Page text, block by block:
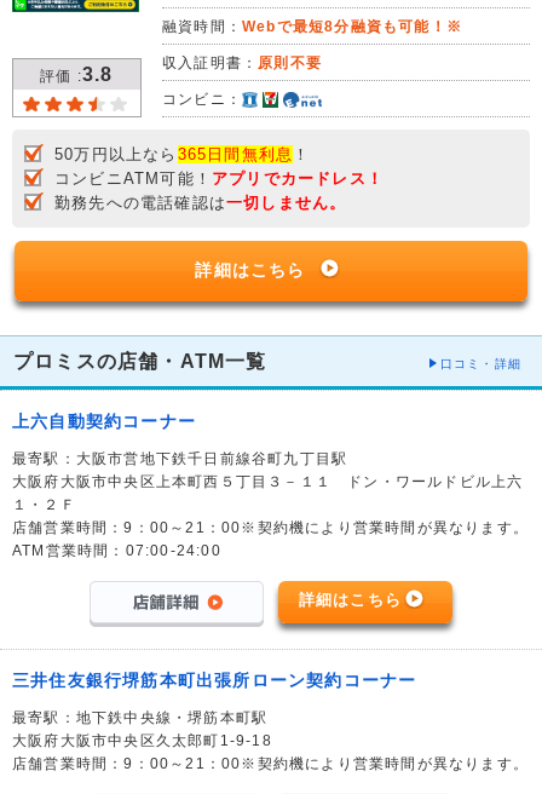
評価 :3.8
融資時間： Webで最短8分融資も可能！※
収入証明書： 原則不要
コンビニ：
50万円以上なら 365日間無利息 ！
コンビニATM可能！ アプリでカードレス！
勤務先への電話確認は一切しません。
詳細はこちら
プロミスの店舗・ATM一覧 口コミ・詳細
上六自動契約コーナー
最寄駅：大阪市営地下鉄千日前線谷町九丁目駅
大阪府大阪市中央区上本町西５丁目３－１１ ドン・ワールドビル上六
１・２Ｆ
店舗営業時間：9：00～21：00※契約機により営業時間が異なります。
ATM営業時間：07:00-24:00
詳細はこちら
三井住友銀行堺筋本町出張所ローン契約コーナー
最寄駅：地下鉄中央線・堺筋本町駅
大阪府大阪市中央区久太郎町1-9-18
店舗営業時間：9：00～21：00※契約機により営業時間が異なります。